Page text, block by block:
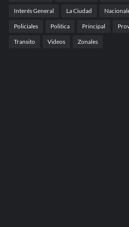
Interés General La Ciudad
Policiales Politica Principal
Transito Videos Zonales